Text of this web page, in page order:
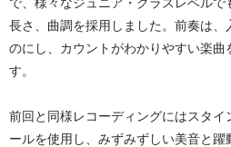
長さ、曲調を採用しました。前奏は、
のにし、カウントがわかりやすい楽曲
す。
前回と同様レコーディングにはスタ
ールを使用し、みずみずしい美音と躍